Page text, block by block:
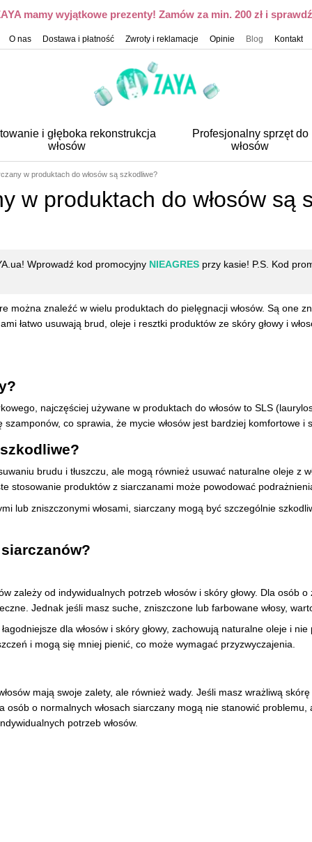
mamy wyjątkowe prezenty! Zamów za min. 200 zł i
O nas Dostawa i płatność Zwroty i reklamacje Opinie Blog Kontakt
i głęboka rekonstrukcja
włosów
Profesjonalny sprzęt do
włosów
w produktach do włosów są szkodliwe?
w produktach do włosów są
Wprowadź kod promocyjny NIEAGRES przy kasie! P.S. Kod
można znaleźć w wielu produktach do pielęgnacji włosów. Są one
łatwo usuwają brud, oleje i resztki produktów ze skóry głowy i
najczęściej używane w produktach do włosów to SLS
co sprawia, że mycie włosów jest bardziej komfortowe i
brudu i tłuszczu, ale mogą również usuwać naturalne oleje z
stosowanie produktów z siarczanami może powodować
lub zniszczonymi włosami, siarczany mogą być szczególnie
zależy od indywidualnych potrzeb włosów i skóry głowy. Dla osób
Jednak jeśli masz suche, zniszczone lub farbowane włosy,
dla włosów i skóry głowy, zachowują naturalne oleje i
i mogą się mniej pienić, co może wymagać przyzwyczajenia.
mają swoje zalety, ale również wady. Jeśli masz wrażliwą
osób o normalnych włosach siarczany mogą nie stanowić
potrzeb włosów.